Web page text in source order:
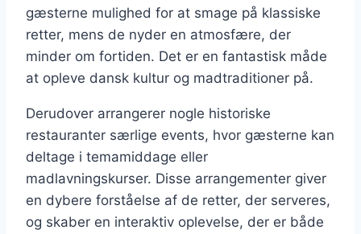
gæsterne mulighed for at smage på klassiske
retter, mens de nyder en atmosfære, der
minder om fortiden. Det er en fantastisk måde
at opleve dansk kultur og madtraditioner på.
Derudover arrangerer nogle historiske
restauranter særlige events, hvor gæsterne kan
deltage i temamiddage eller
madlavningskurser. Disse arrangementer giver
en dybere forståelse af de retter, der serveres,
og skaber en interaktiv oplevelse, der er både